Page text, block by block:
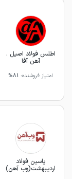
اطلس فولاد اصیل .
آهن آفا
امتیاز فروشنده: 81%
یاسین فولاد
اردیبهشت(وب آهن)